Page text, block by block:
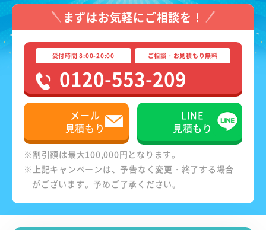
まずはお気軽にご相談を！
受付時間 8:00-20:00 ご相談・お見積もり無料
0120-553-209
メール
見積もり
LINE
見積もり
※割引額は最大100,000円となります。
※上記キャンペーンは、予告なく変更・終了する場合
がございます。予めご了承ください。